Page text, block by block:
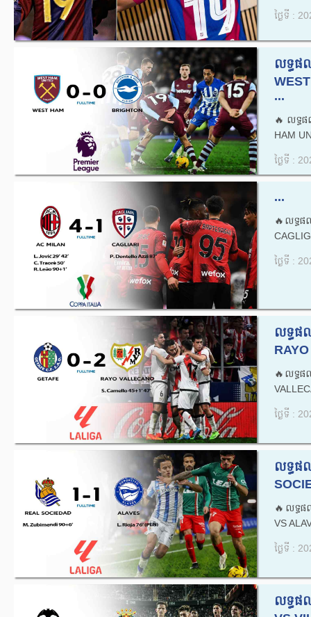
ថ្ងៃទី :
លទ្ធផ
...
🔥លទ្ធ
HAM
ថ្ងៃទី :
...
🔥លទ្ធផ
ថ្ងៃទី :
លទ្ធផ
🔥លទ្ធផ
ថ្ងៃទី :
លទ្ធផ
🔥លទ្ធផ
VS
ថ្ងៃទី :
លទ្ធផ